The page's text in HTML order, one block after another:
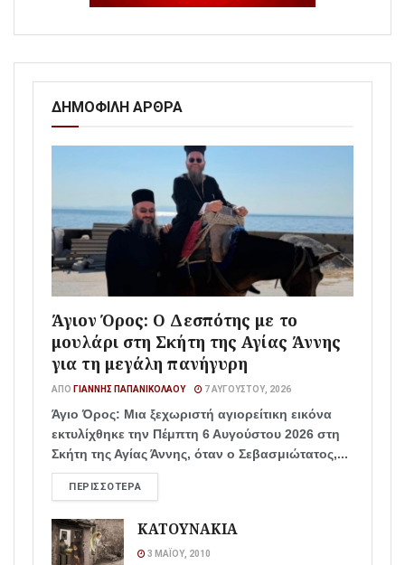
ΔΗΜΟΦΙΛΗ ΑΡΘΡΑ
Άγιον Όρος: Ο Δεσπότης με το
μουλάρι στη Σκήτη της Αγίας Άννης
για τη μεγάλη πανήγυρη
ΑΠΌ ΓΙΆΝΝΗΣ ΠΑΠΑΝΙΚΟΛΆΟΥ 7 ΑΥΓΟΎΣΤΟΥ, 2026
Άγιο Όρος: Μια ξεχωριστή αγιορείτικη εικόνα
εκτυλίχθηκε την Πέμπτη 6 Αυγούστου 2026 στη
Σκήτη της Αγίας Άννης, όταν ο Σεβασμιώτατος,...
ΠΕΡΙΣΣΌΤΕΡΑ
ΚΑΤΟΥΝΑΚΙΑ
3 ΜΑΪ́ΟΥ, 2010